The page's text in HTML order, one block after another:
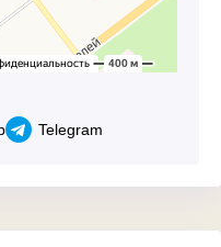
Telegram